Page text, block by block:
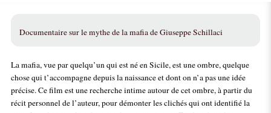
Documentaire sur le mythe de la mafia de Giuseppe Schillaci
La mafia, vue par quelqu’un qui est né en Sicile, est une ombre, quelque
chose qui t’accompagne depuis la naissance et dont on n’a pas une idée
précise. Ce film est une recherche intime autour de cet ombre, à partir du
récit personnel de l’auteur, pour démonter les clichés qui ont identifié la